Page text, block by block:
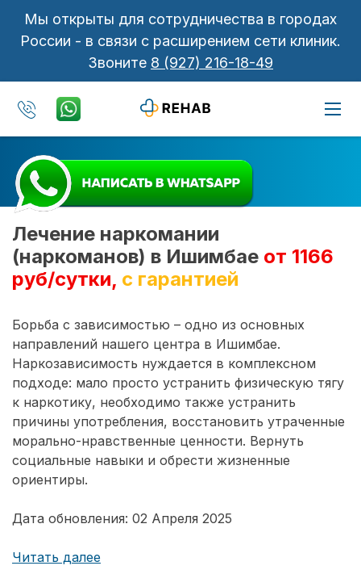
Мы открыты для сотрудничества в городах
России - в связи с расширением сети клиник.
Звоните 8 (927) 216-18-49
Лечение наркомании
(наркоманов) в Ишимбае от 1166
руб/сутки, с гарантией
Борьба с зависимостью – одно из основных
направлений нашего центра в Ишимбае.
Наркозависимость нуждается в комплексном
подходе: мало просто устранить физическую тягу
к наркотику, необходимо также устранить
причины употребления, восстановить утраченные
морально-нравственные ценности. Вернуть
социальные навыки и обрести жизненные
ориентиры.
Дата обновления: 02 Апреля 2025
Читать далее